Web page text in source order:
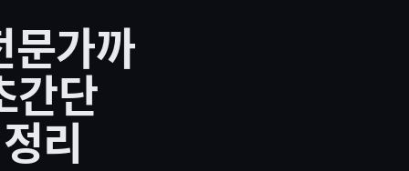
가까
간단
리